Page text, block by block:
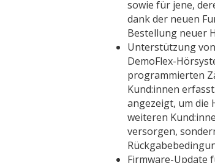
sowie für jene,
dank der neuen
Bestellung neuer
Unterstützung
DemoFlex-
programmierten
Kund:innen
angezeigt, um die
weiteren
versorgen,
Firmware-Update